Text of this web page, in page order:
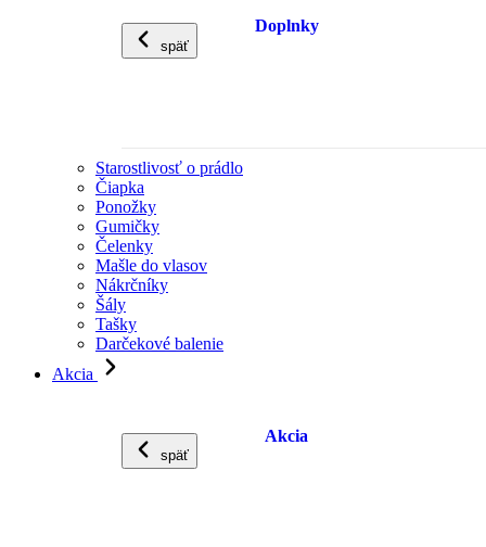
späť
Doplnky
Starostlivosť o prádlo
Čiapka
Ponožky
Gumičky
Čelenky
Mašle do vlasov
Nákrčníky
Šály
Tašky
Darčekové balenie
Akcia
späť
Akcia